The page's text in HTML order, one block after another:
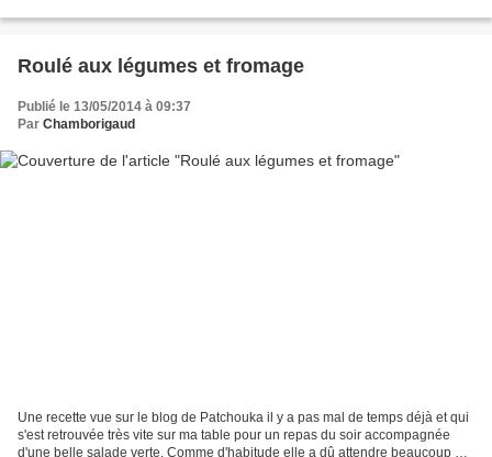
Roulé aux légumes et fromage
Publié le 13/05/2014 à 09:37
Par Chamborigaud
Une recette vue sur le blog de Patchouka il y a pas mal de temps déjà et qui
s'est retrouvée très vite sur ma table pour un repas du soir accompagnée
d'une belle salade verte. Comme d'habitude elle a dû attendre beaucoup de